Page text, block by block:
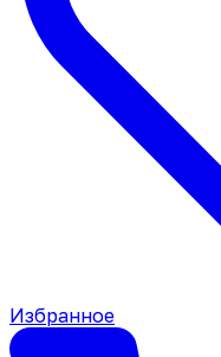
Избранное